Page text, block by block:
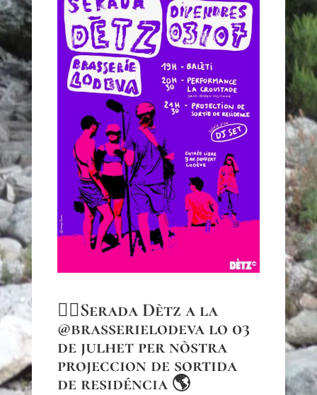
❤️‍🔥Serada Dètz a la
@brasserielodevalo 03
de julhet per nòstra
projeccion de sortida
de residéncia 🌎